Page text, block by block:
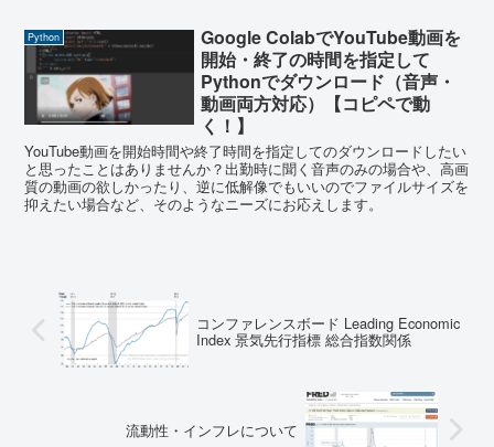
Python
Google ColabでYouTube動画を
開始・終了の時間を指定して
Pythonでダウンロード（音声・
動画両方対応）【コピペで動
く！】
YouTube動画を開始時間や終了時間を指定してのダウンロードしたい
と思ったことはありませんか？出勤時に聞く音声のみの場合や、高画
質の動画の欲しかったり、逆に低解像でもいいのでファイルサイズを
抑えたい場合など、そのようなニーズにお応えします。
コンファレンスボード Leading Economic
Index 景気先行指標 総合指数関係
流動性・インフレについて